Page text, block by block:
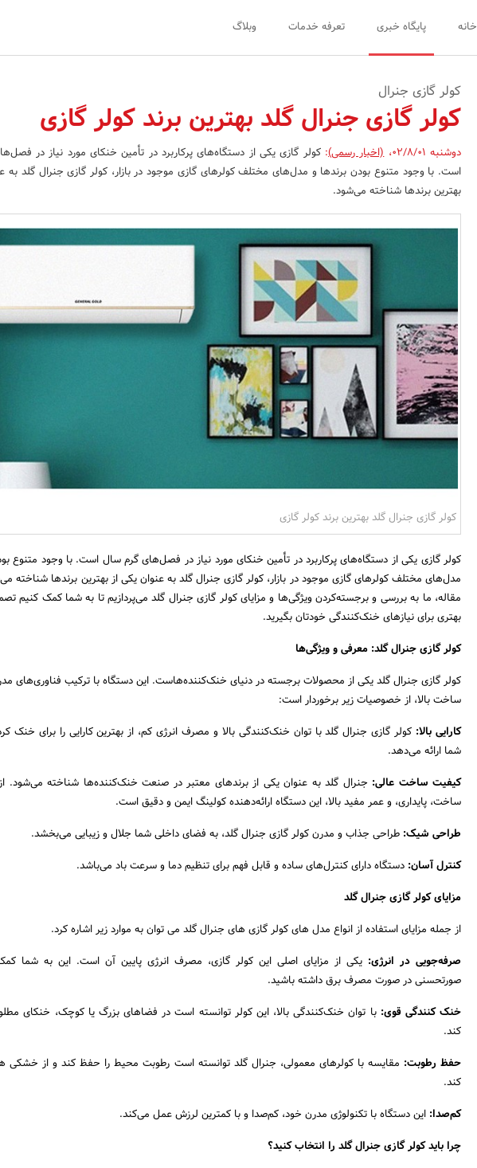
خانه پایگاه خبری تعرفه خدمات وبلاگ
کولر گازی جنرال
کولر گازی جنرال گلد بهترین برند کولر گازی
دوشنبه 02/8/01 ،(اخبار رسمی):کولر گازی یکی از دستگاه‌های پرکاربرد در تأمین خنکای مورد نیاز در
است. با وجود متنوع بودن برندها و مدل‌های مختلف کولرهای گازی موجود در بازار، کولر گازی جنرال گلد به
بهترین برندها شناخته می‌شود.
کولر گازی جنرال گلد بهترین برند کولر گازی
کولر گازی یکی از دستگاه‌های پرکاربرد در تأمین خنکای مورد نیاز در فصل‌های گرم سال است. با وجود متنوع
مدل‌های مختلف کولرهای گازی موجود در بازار، کولر گازی جنرال گلد به عنوان یکی از بهترین برندها شناخته
مقاله، ما به بررسی و برجسته‌کردن ویژگی‌ها و مزایای کولر گازی جنرال گلد می‌پردازیم تا به شما کمک کنیم
بهتری برای نیازهای خنک‌کنندگی خودتان بگیرید.
کولر گازی جنرال گلد: معرفی و ویژگی‌ها
کولر گازی جنرال گلد یکی از محصولات برجسته در دنیای خنک‌کننده‌هاست. این دستگاه با ترکیب فناوری‌های
ساخت بالا، از خصوصیات زیر برخوردار است:
کارایی بالا: کولر گازی جنرال گلد با توان خنک‌کنندگی بالا و مصرف انرژی کم، از بهترین کارایی را برای خنک
شما ارائه می‌دهد.
کیفیت ساخت عالی: جنرال گلد به عنوان یکی از برندهای معتبر در صنعت خنک‌کننده‌ها شناخته می‌شود.
ساخت، پایداری، و عمر مفید بالا، این دستگاه ارائه‌دهنده کولینگ ایمن و دقیق است.
طراحی شیک: طراحی جذاب و مدرن کولر گازی جنرال گلد، به فضای داخلی شما جلال و زیبایی می‌بخشد.
کنترل آسان: دستگاه دارای کنترل‌های ساده و قابل فهم برای تنظیم دما و سرعت باد می‌باشد.
مزایای کولر گازی جنرال گلد
از جمله مزایای استفاده از انواع مدل های کولر گازی های جنرال گلد می توان به موارد زیر اشاره کرد.
صرفه‌جویی در انرژی: یکی از مزایای اصلی این کولر گازی، مصرف انرژی پایین آن است. این به شما
صورتحسنی در صورت مصرف برق داشته باشید.
خنک کنندگی قوی: با توان خنک‌کنندگی بالا، این کولر توانسته است در فضاهای بزرگ یا کوچک، خنکای
کند.
حفظ رطوبت: مقایسه با کولرهای معمولی، جنرال گلد توانسته است رطوبت محیط را حفظ کند و از خشکی
کند.
کم‌صدا: این دستگاه با تکنولوژی مدرن خود، کم‌صدا و با کمترین لرزش عمل می‌کند.
چرا باید کولر گازی جنرال گلد را انتخاب کنید؟